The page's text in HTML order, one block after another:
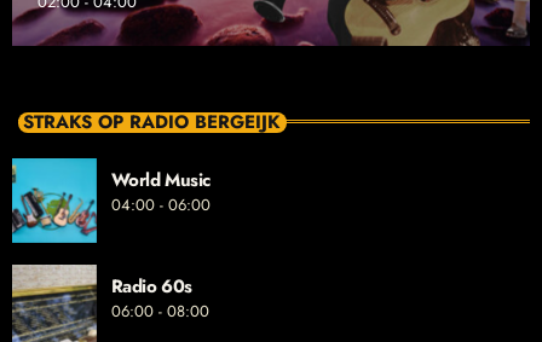
STRAKS OP RADIO BERGEIJK
World Music
04:00 - 06:00
Radio 60s
06:00 - 08:00